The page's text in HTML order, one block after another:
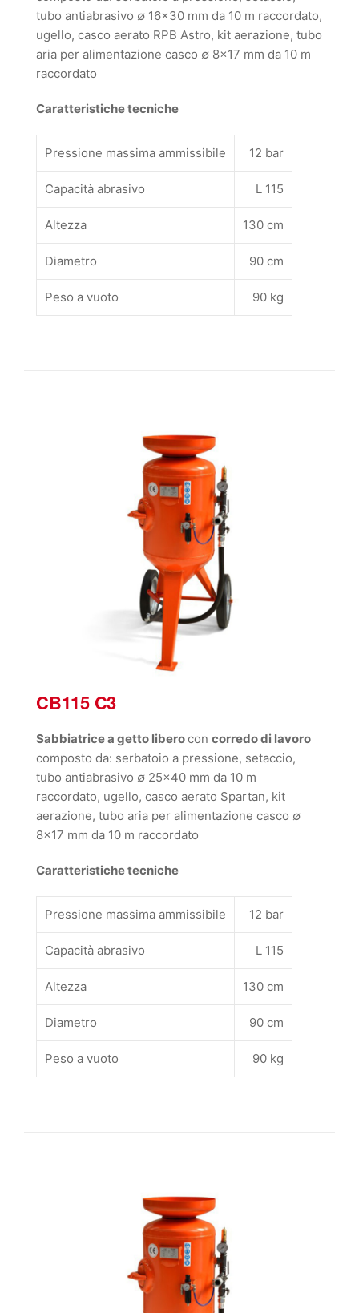
tubo antiabrasivo ∅ 16×30 mm da 10 m raccordato,
ugello, casco aerato RPB Astro, kit aerazione, tubo
aria per alimentazione casco ∅ 8×17 mm da 10 m
raccordato
Caratteristiche tecniche
Pressione massima ammissibile 12 bar
Capacità abrasivo L 115
Altezza 130 cm
Diametro 90 cm
Peso a vuoto 90 kg
CB115 C3
Sabbiatrice a getto liberocon corredo di lavoro
composto da: serbatoio a pressione, setaccio,
tubo antiabrasivo ∅ 25×40 mm da 10 m
raccordato, ugello, casco aerato Spartan, kit
aerazione, tubo aria per alimentazione casco ∅
8×17 mm da 10 m raccordato
Caratteristiche tecniche
Pressione massima ammissibile 12 bar
Capacità abrasivo L 115
Altezza 130 cm
Diametro 90 cm
Peso a vuoto 90 kg